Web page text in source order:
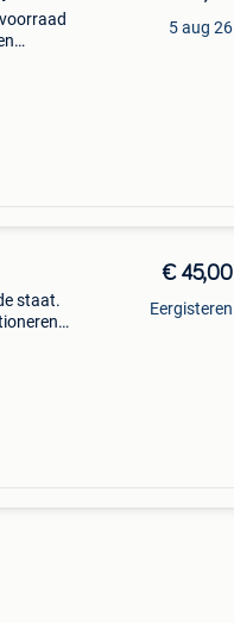
5 aug 26
staat.
€ 45,00
Eergisteren